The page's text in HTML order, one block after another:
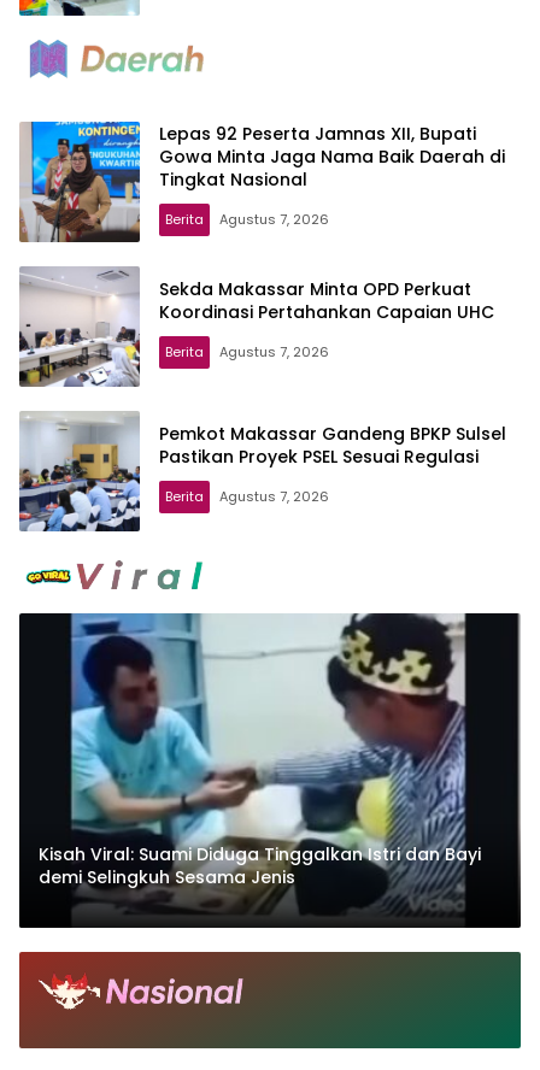
Lepas 92 Peserta Jamnas XII, Bupati
Gowa Minta Jaga Nama Baik Daerah di
Tingkat Nasional
Berita Agustus 7, 2026
Sekda Makassar Minta OPD Perkuat
Koordinasi Pertahankan Capaian UHC
Berita Agustus 7, 2026
Pemkot Makassar Gandeng BPKP Sulsel
Pastikan Proyek PSEL Sesuai Regulasi
Berita Agustus 7, 2026
Kisah Viral: Suami Diduga Tinggalkan Istri dan Bayi
demi Selingkuh Sesama Jenis